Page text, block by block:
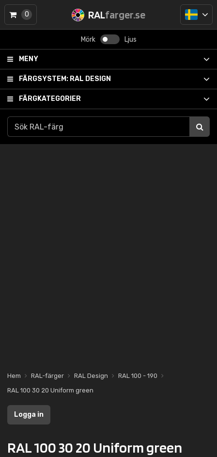
RALfarger.se
Mörk Ljus
MENY
FÄRGSYSTEM: RAL DESIGN
FÄRGKATEGORIER
0
Hem RAL-färger RAL Design
RAL 100 - 190
RAL 100 30 20 Uniform green
Logga in
RAL 100 30 20 Uniform green